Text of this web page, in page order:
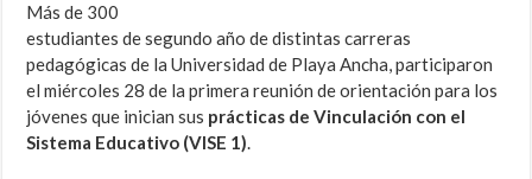
Más de 300
estudiantes de segundo año de distintas carreras
pedagógicas de la Universidad de Playa Ancha, participaron
el miércoles 28 de la primera reunión de orientación para los
jóvenes que inician sus prácticas de Vinculación con el
Sistema Educativo (VISE 1).